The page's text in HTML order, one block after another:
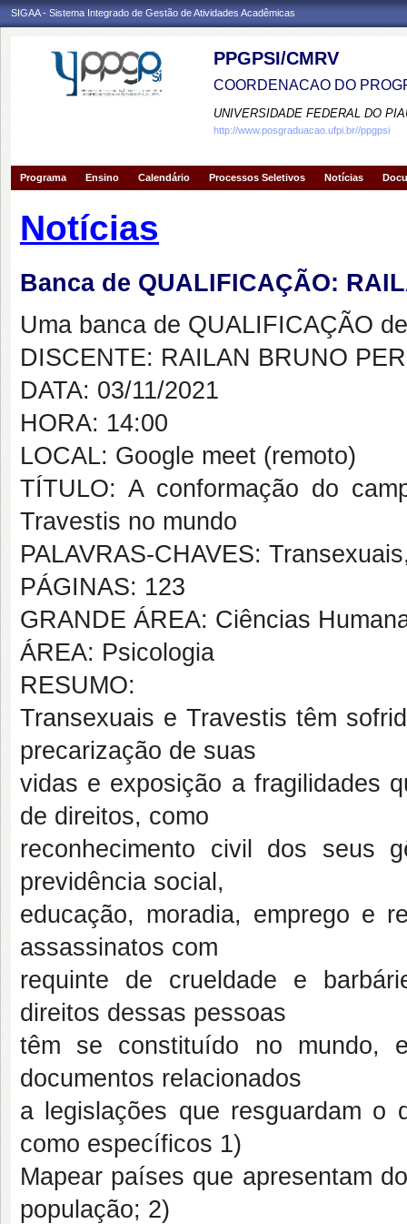
SIGAA - Sistema Integrado de Gestão de Atividades Acadêmicas
PPGPSI/CMRV
COORDENACAO DO
UNIVERSIDADE FEDERAL DO
http://www.posgraduacao.ufpi.br//ppgpsi
Programa Ensino Calendário Processos Seletivos Notícias
Notícias
Banca de QUALIFICAÇÃO:
Uma banca de QUALIFICAÇÃO
DISCENTE: RAILAN BRUNO
DATA: 03/11/2021
HORA: 14:00
LOCAL: Google meet (remoto)
TÍTULO: A conformação do
Travestis no mundo
PALAVRAS-CHAVES:
PÁGINAS: 123
GRANDE ÁREA: Ciências
ÁREA: Psicologia
RESUMO:
Transexuais e Travestis têm
precarização de suas
vidas e exposição a fragilidades
de direitos, como
reconhecimento civil dos seus
previdência social,
educação, moradia, emprego e
assassinatos com
requinte de crueldade e
direitos dessas pessoas
têm se constituído no mundo,
documentos relacionados
a legislações que resguardam o
como específicos 1)
Mapear países que apresentam
população; 2)